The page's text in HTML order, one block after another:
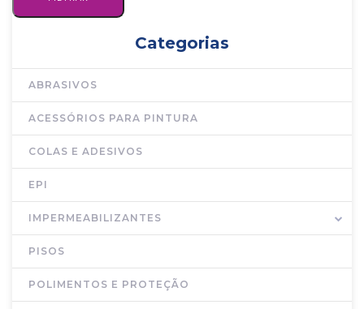
Categorias
ABRASIVOS
ACESSÓRIOS PARA PINTURA
COLAS E ADESIVOS
EPI
IMPERMEABILIZANTES
PISOS
POLIMENTOS E PROTEÇÃO